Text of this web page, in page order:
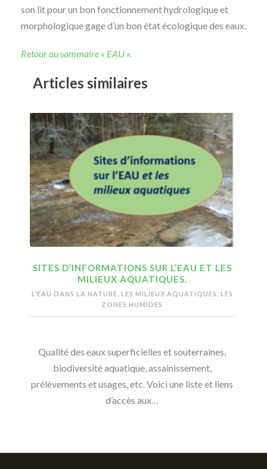
son lit pour un bon fonctionnement hydrologique et
morphologique gage d’un bon état écologique des eaux.
Retour au sommaire « EAU ».
Articles similaires
SITES D’INFORMATIONS SUR L’EAU ET LES
MILIEUX AQUATIQUES.
L'EAU DANS LA NATURE, LES MILIEUX AQUATIQUES, LES
ZONES HUMIDES
Qualité des eaux superficielles et souterraines,
biodiversité aquatique, assainissement,
prélèvements et usages, etc. Voici une liste et liens
d’accès aux…